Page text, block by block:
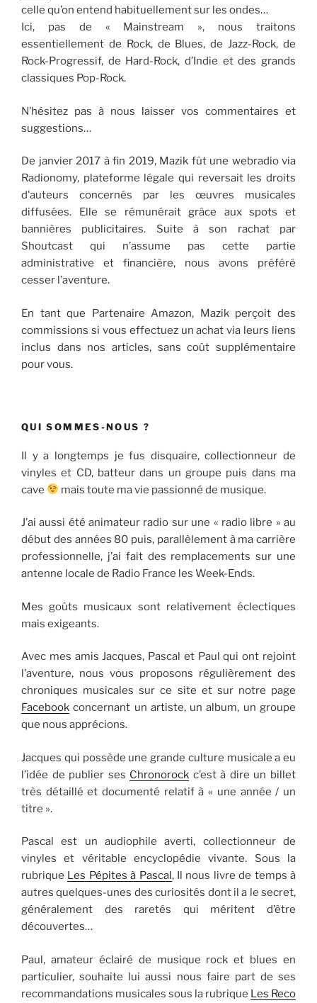
celle qu’on entend habituellement sur les ondes…
Ici, pas de « Mainstream », nous traitons
essentiellement de Rock, de Blues, de Jazz-Rock, de
Rock-Progressif, de Hard-Rock, d’Indie et des grands
classiques Pop-Rock.
N’hésitez pas à nous laisser vos commentaires et
suggestions…
De janvier 2017 à fin 2019, Mazik fût une webradio via
Radionomy, plateforme légale qui reversait les droits
d’auteurs concernés par les œuvres musicales
diffusées. Elle se rémunérait grâce aux spots et
bannières publicitaires. Suite à son rachat par
Shoutcast qui n’assume pas cette partie
administrative et financière, nous avons préféré
cesser l’aventure.
En tant que Partenaire Amazon, Mazik perçoit des
commissions si vous effectuez un achat via leurs liens
inclus dans nos articles, sans coût supplémentaire
pour vous.
QUI SOMMES-NOUS ?
Il y a longtemps je fus disquaire, collectionneur de
vinyles et CD, batteur dans un groupe puis dans ma
cave
mais toute ma vie passionné de musique.
J’ai aussi été animateur radio sur une « radio libre » au
début des années 80 puis, parallèlement à ma carrière
professionnelle, j’ai fait des remplacements sur une
antenne locale de Radio France les Week-Ends.
Mes goûts musicaux sont relativement éclectiques
mais exigeants.
Avec mes amis Jacques, Pascal et Paul qui ont rejoint
l’aventure, nous vous proposons régulièrement des
chroniques musicales sur ce site et sur notre page
Facebook concernant un artiste, un album, un groupe
que nous apprécions.
Jacques qui possède une grande culture musicale a eu
l’idée de publier ses Chronorock c’est à dire un billet
très détaillé et documenté relatif à « une année / un
titre ».
Pascal est un audiophile averti, collectionneur de
vinyles et véritable encyclopédie vivante. Sous la
rubrique Les Pépites à Pascal, Il nous livre de temps à
autres quelques-unes des curiosités dont il a le secret,
généralement des raretés qui méritent d’être
découvertes…
Paul, amateur éclairé de musique rock et blues en
particulier, souhaite lui aussi nous faire part de ses
recommandations musicales sous la rubrique Les Reco